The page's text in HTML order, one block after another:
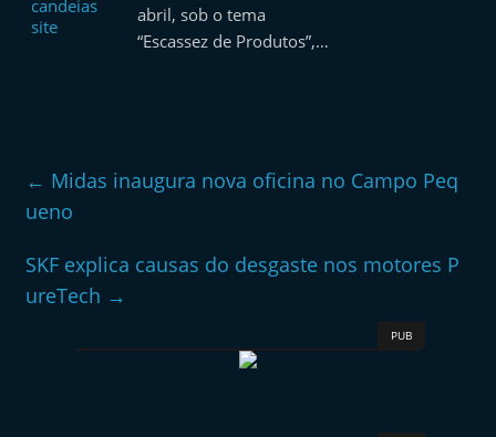
abril, sob o tema
“Escassez de Produtos”,…
← Midas inaugura nova oficina no Campo Peq
ueno
SKF explica causas do desgaste nos motores P
ureTech →
PUB